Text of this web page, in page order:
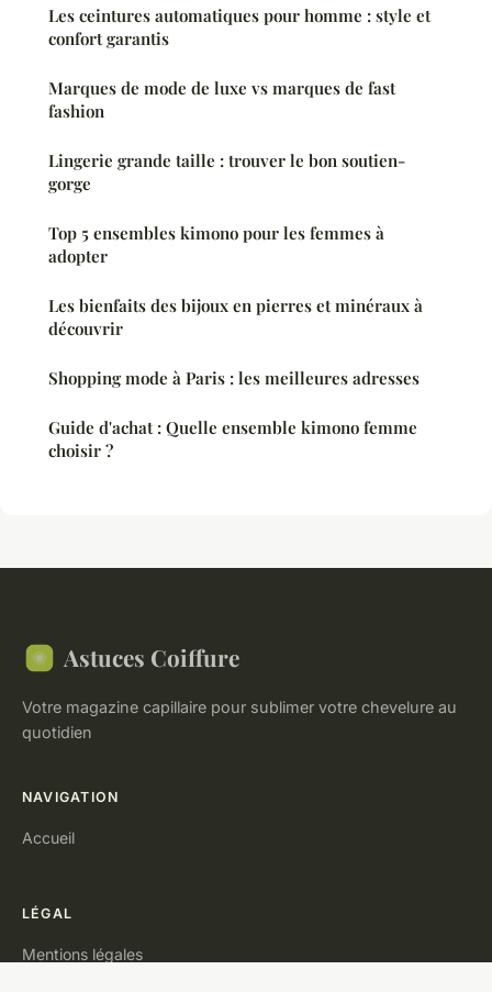
Les ceintures automatiques pour homme : style et
confort garantis
Marques de mode de luxe vs marques de fast
fashion
Lingerie grande taille : trouver le bon soutien-
gorge
Top 5 ensembles kimono pour les femmes à
adopter
Les bienfaits des bijoux en pierres et minéraux à
découvrir
Shopping mode à Paris : les meilleures adresses
Guide d'achat : Quelle ensemble kimono femme
choisir ?
Astuces Coiffure
Votre magazine capillaire pour sublimer votre chevelure au
quotidien
NAVIGATION
Accueil
LÉGAL
Mentions légales